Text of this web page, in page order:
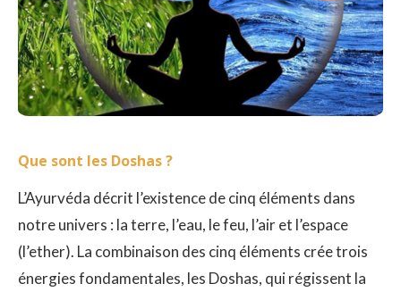
Que sont les Doshas ?
L’Ayurvéda décrit l’existence de cinq éléments dans
notre univers : la terre, l’eau, le feu, l’air et l’espace
(l’ether). La combinaison des cinq éléments crée trois
énergies fondamentales, les Doshas, qui régissent la